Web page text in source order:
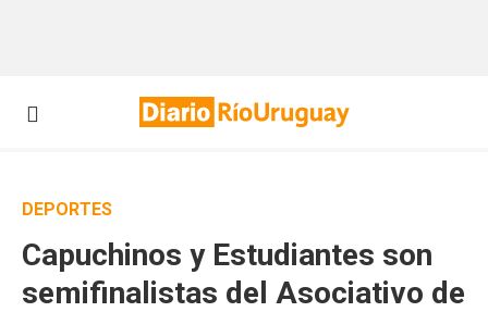
DEPORTES
Capuchinos y Estudiantes son
semifinalistas del Asociativo de